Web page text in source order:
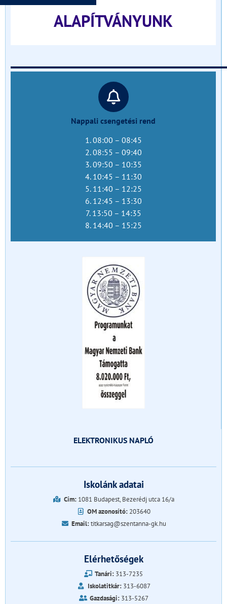
ALAPÍTVÁNYUNK
Nappali csengetési rend
1. 08:00 – 08:45
2. 08:55 – 09:40
3. 09:50 – 10:35
4. 10:45 – 11:30
5. 11:40 – 12:25
6. 12:45 – 13:30
7. 13:50 – 14:35
8. 14:40 – 15:25
ELEKTRONIKUS NAPLÓ
Iskolánk adatai
Cím:1081 Budapest, Bezerédj utca 16/a
OM azonosító: 203640
Email:titkarsag@szentanna-gk.hu
Elérhetőségek
Tanári: 313-7235
Iskolatitkár:313-6087
Gazdasági:313-5267